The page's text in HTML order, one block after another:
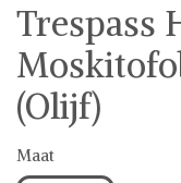
Trespass
(Olijf)
Maat